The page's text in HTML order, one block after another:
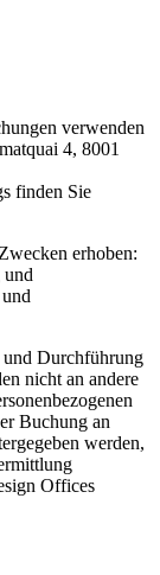
verwenden
4, 8001
finden Sie
erhoben:
Durchführung
nicht an andere
Buchung an
werden,
Offices